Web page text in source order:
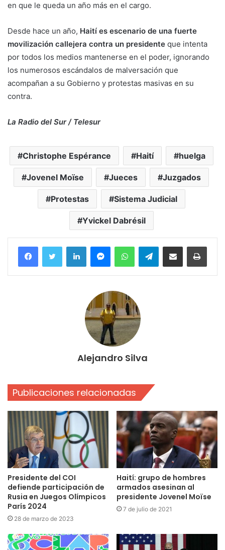
en que le queda un año más en el cargo.
Desde hace un año, Haití es escenario de una fuerte
movilización callejera contra un presidente que intenta
por todos los medios mantenerse en el poder, ignorando
los numerosos escándalos de malversación que
acompañan a su Gobierno y protestas masivas en su
contra.
La Radio del Sur / Telesur
Christophe Espérance Haití huelga
Jovenel Moïse Jueces Juzgados
Protestas Sistema Judicial
Yvickel Dabrésil
FacebookTwitter LinkedInMessengerWhatsAppTelegramCompartir por correo electrónico
Alejandro Silva
Publicaciones relacionadas
Presidente del COI
defiende participación de
Rusia en Juegos Olímpicos
París 2024
28 de marzo de 2023
Haití: grupo de hombres
armados asesinan al
presidente Jovenel Moïse
7 de julio de 2021